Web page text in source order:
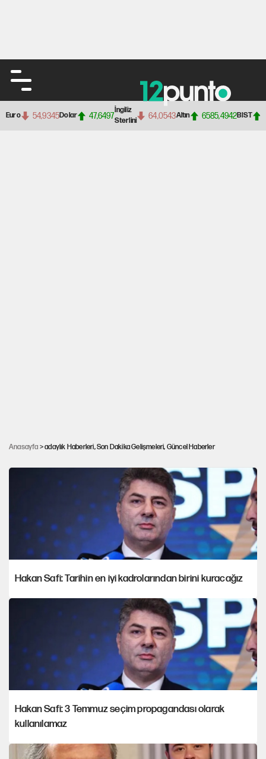
Euro 54,9345Dolar 47,6497
İngiliz
Sterlini
64,0543Altın 6585,4942BIST
Anasayfa > adaylık Haberleri, Son Dakika Gelişmeleri, Güncel Haberler
açıklaması: Çalışmam yok
Hakan Safi: Tarihin en iyi kadrolarından birini kuracağız
Hakan Safi: 3 Temmuz seçim propagandası olarak
kullanılamaz